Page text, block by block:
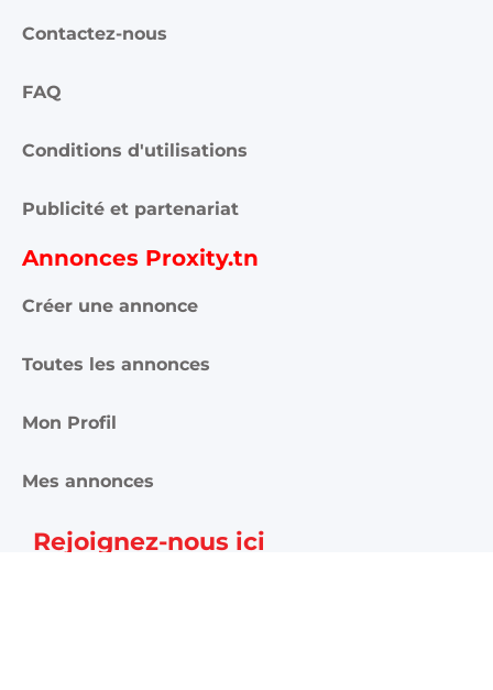
Contactez-nous
FAQ
Conditions d'utilisations
Publicité et partenariat
Annonces Proxity.tn
Créer une annonce
Toutes les annonces
Mon Profil
Mes annonces
Rejoignez-nous ici